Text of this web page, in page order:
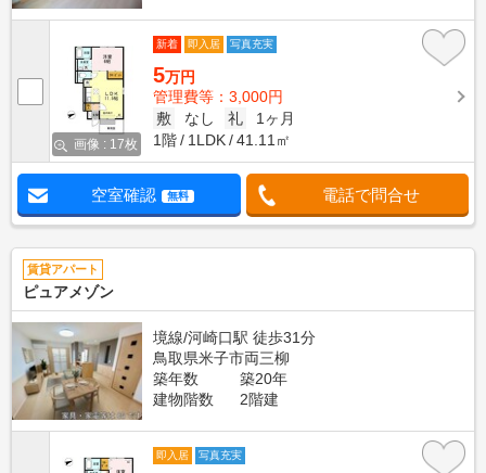
画像 : 17枚
新着 即入居 写真充実
5万円
管理費等：3,000円
敷
なし 礼
1ヶ月
1階
1LDK 41.11㎡
空室確認 無料 電話で問合せ
賃貸アパート
ピュアメゾン
境線/河崎口駅 徒歩31分
鳥取県米子市両三柳
築年数
築20年
建物階数
2階建
即入居 写真充実